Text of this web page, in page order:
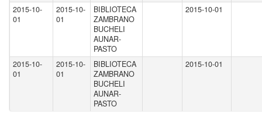
2015-10-
01
2015-10-
01
BIBLIOTECA
ZAMBRANO
BUCHELI
AUNAR-
PASTO
2015-10-01
2015-10-
01
2015-10-
01
BIBLIOTECA
ZAMBRANO
BUCHELI
AUNAR-
PASTO
2015-10-01